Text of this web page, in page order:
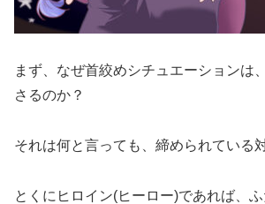
まず、なぜ首絞めシチュエーションは
さるのか？
それは何と言っても、締められている
とくにヒロイン(ヒーロー)であれば、